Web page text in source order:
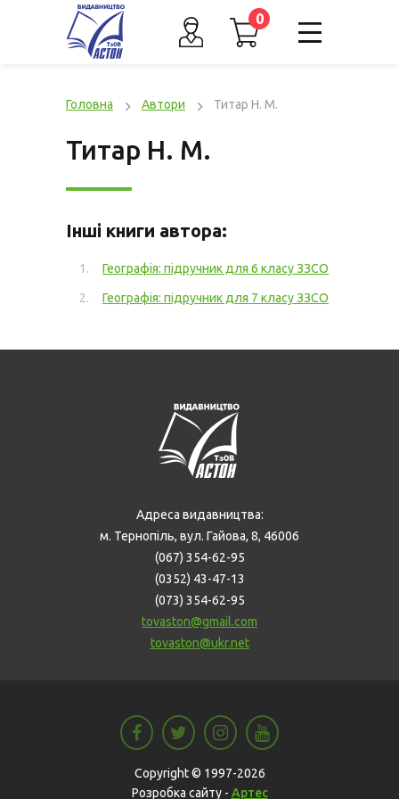
0
Головна Автори Титар Н. М.
Титар Н. М.
Інші книги автора:
Географія: підручник для 6 класу ЗЗСО
Географія: підручник для 7 класу ЗЗСО
Адреса видавництва:
м. Тернопіль, вул. Гайова, 8, 46006
(067) 354-62-95
(0352) 43-47-13
(073) 354-62-95
tovaston@gmail.com
tovaston@ukr.net
Copyright © 1997-2026
Розробка сайту - Артес